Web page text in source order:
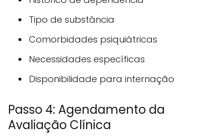
Tipo de substância
Comorbidades psiquiátricas
Necessidades específicas
Disponibilidade para internação
Passo 4: Agendamento da
Avaliação Clínica